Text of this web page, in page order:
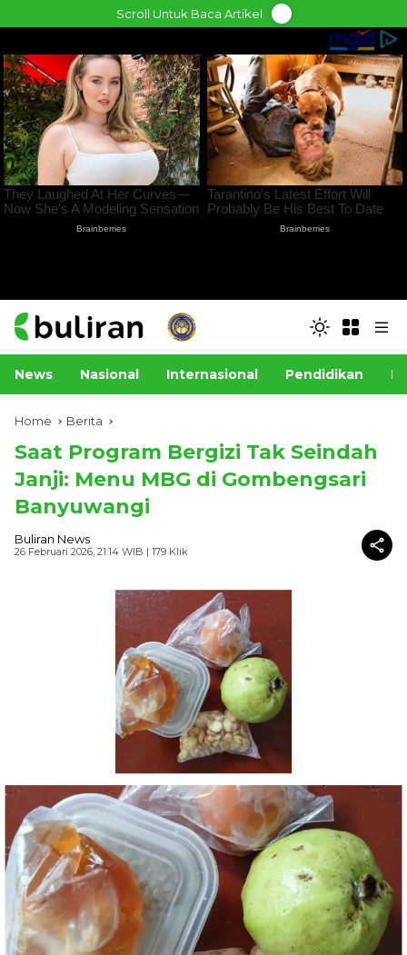
to
Scroll Untuk Baca Artikel
News Nasional Internasional Pendidikan
Home Berita
Saat Program Bergizi Tak Seindah
Janji: Menu MBG di Gombengsari
Banyuwangi
Buliran News
26 Februari 2026, 21:14 WIB | 179 Klik